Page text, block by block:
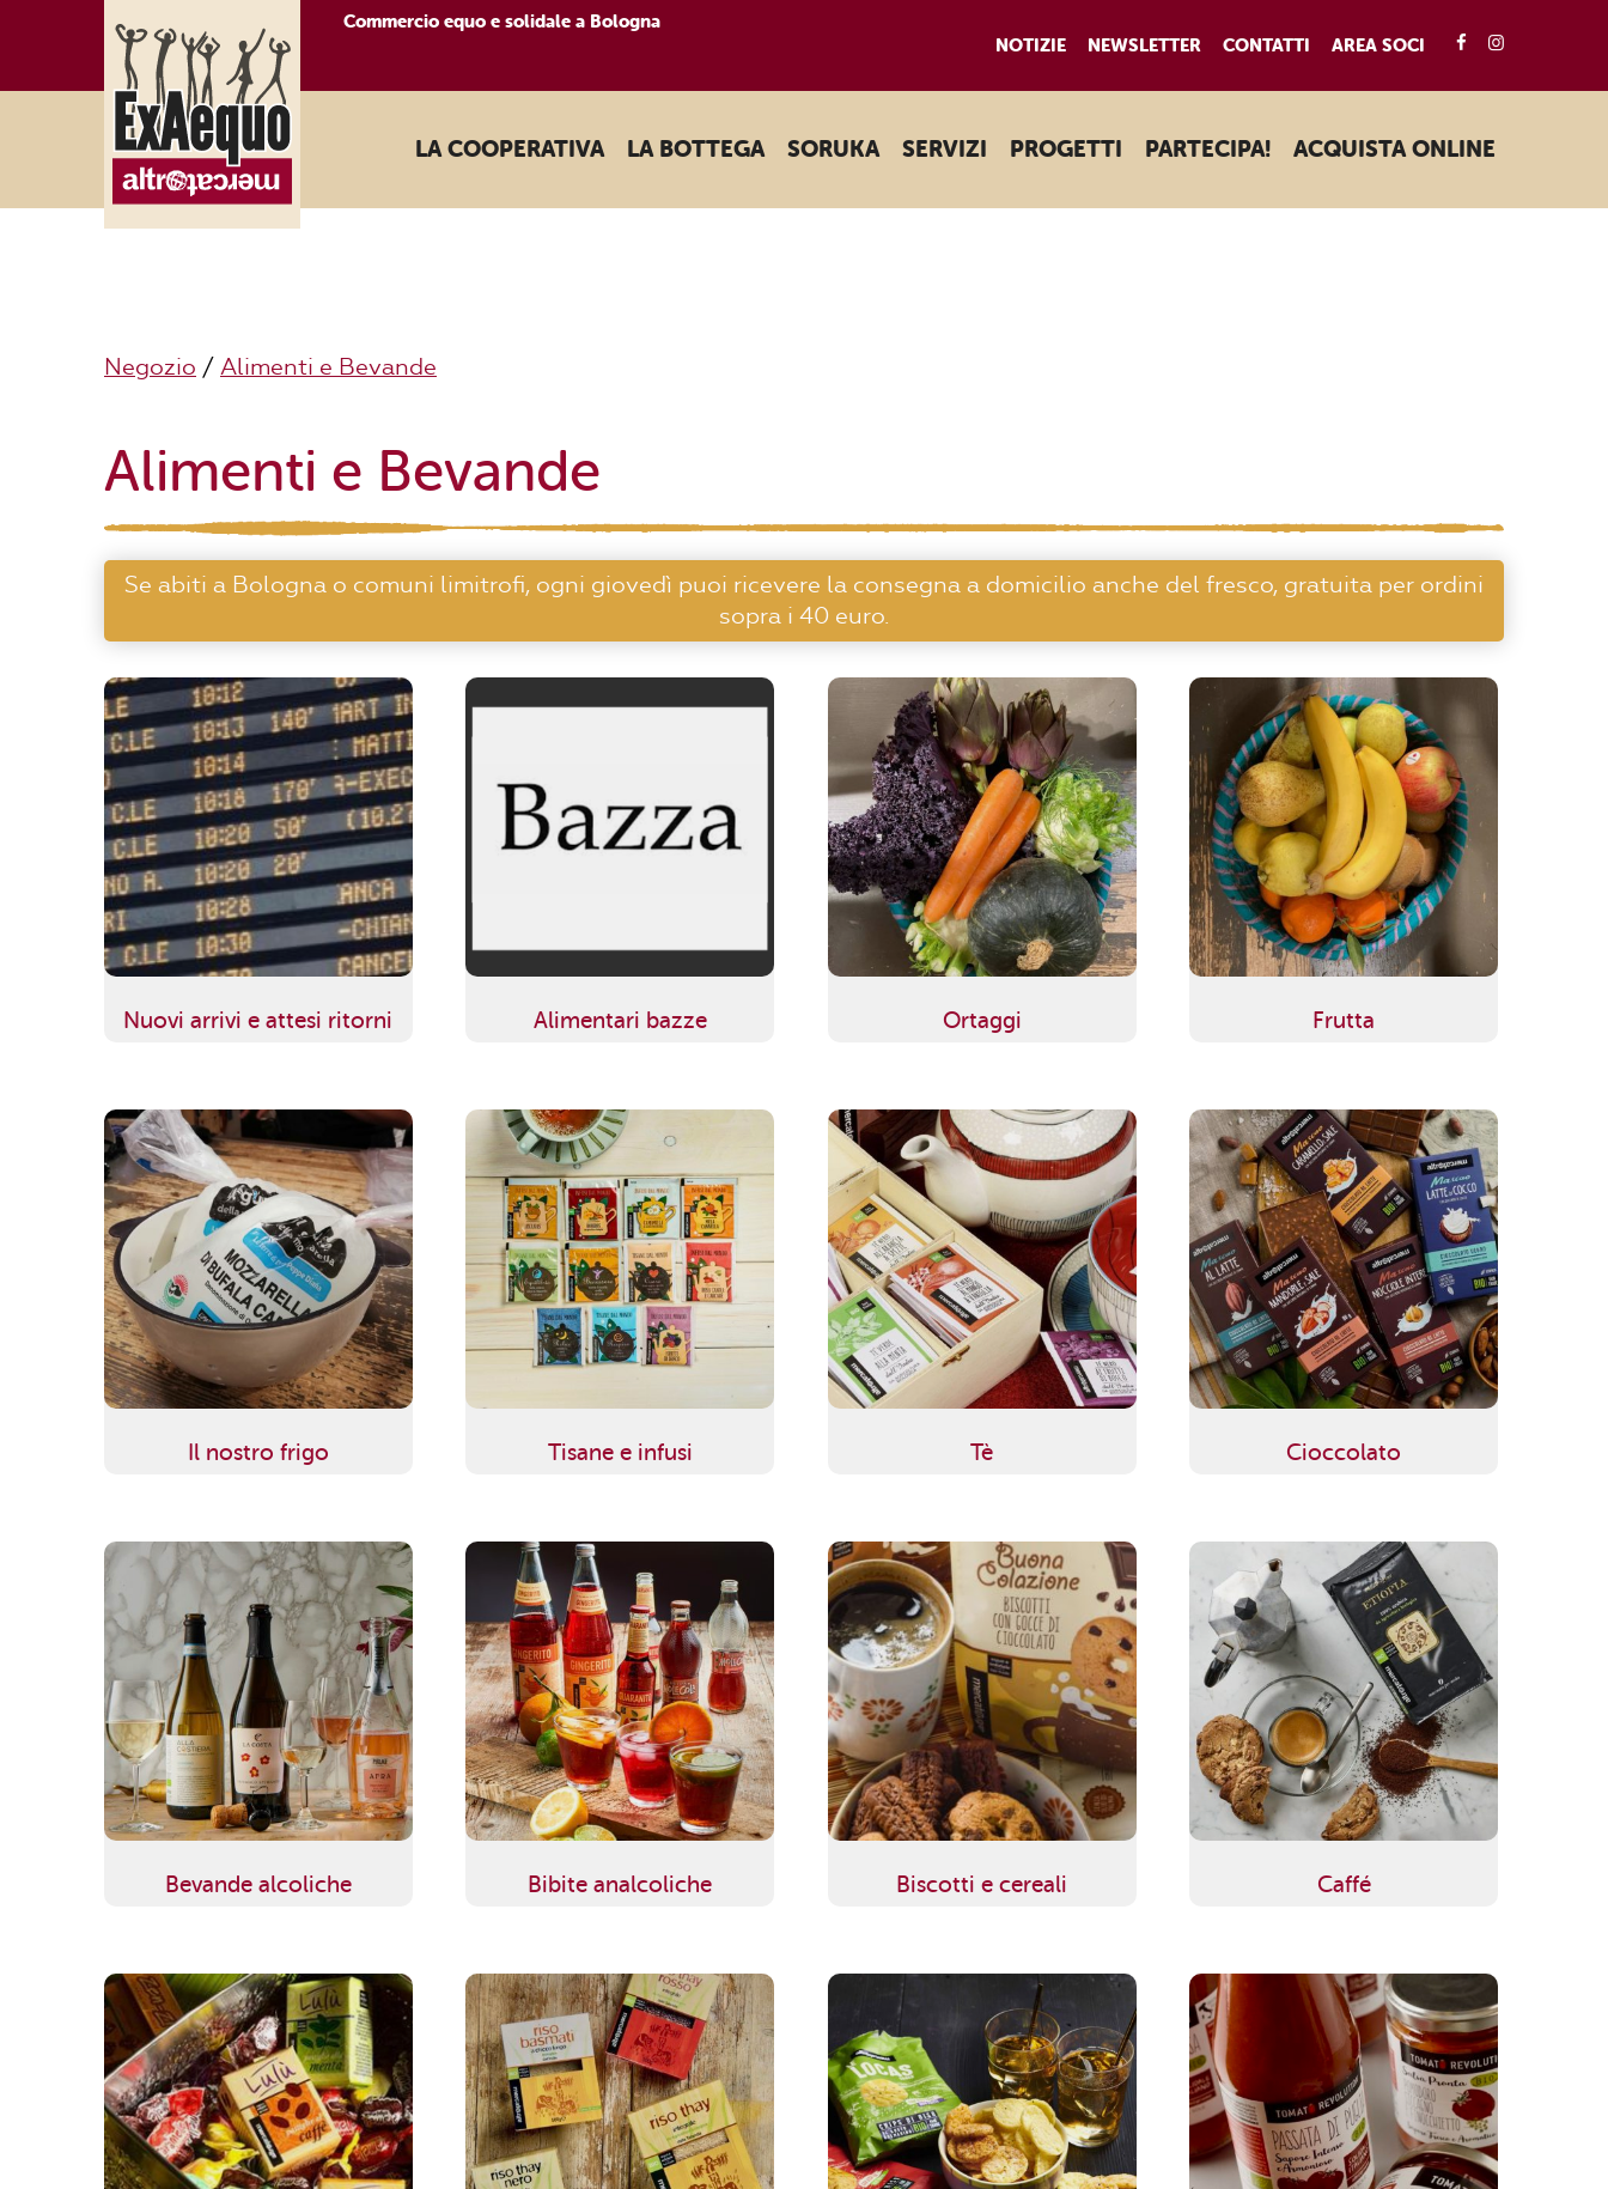
Commercio equo e solidale a Bologna
NOTIZIE
NEWSLETTER CONTATTI AREA SOCI FACEBOOK
LA COOPERATIVA LA BOTTEGA SORUKA SERVIZI PROGETTI PARTECIPA! ACQUISTA ONLINE
Negozio / Alimenti e Bevande
Alimenti e Bevande
Se abiti a Bologna o comuni limitrofi, ogni giovedì puoi ricevere la consegna a domicilio anche del fresco, gratuita per ordini
sopra i 40 euro.
Nuovi arrivi e attesi ritorni Alimentari bazze Ortaggi Frutta
Il nostro frigo Tisane e infusi Tè Cioccolato
Bevande alcoliche Bibite analcoliche Biscotti e cereali Caffé